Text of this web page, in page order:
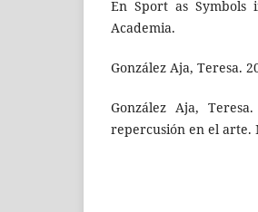
En Sport as Symbols
Academia.
González Aja, Teresa.
González Aja,
repercusión en el arte.